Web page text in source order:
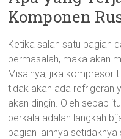
Komponen
Ketika salah satu bagian
bermasalah, maka akan
Misalnya, jika kompresor
tidak akan ada refrigeran
akan dingin. Oleh sebab
berkala adalah langkah
bagian lainnya setidaknya